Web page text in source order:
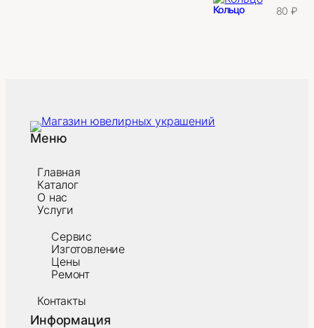
Кольцо 80₽
Меню
Главная
Каталог
О нас
Услуги
Сервис
Изготовление
Цены
Ремонт
Контакты
Информация